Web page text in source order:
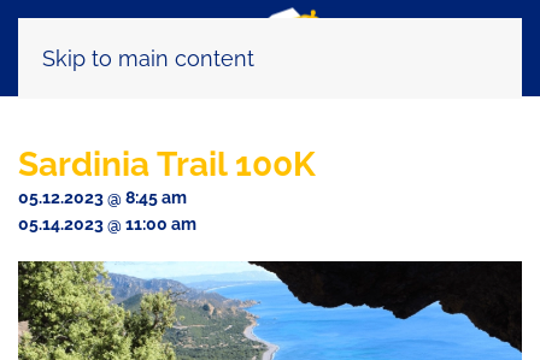
Skip to main content
Sardinia Trail 100K
05.12.2023 @ 8:45 am
05.14.2023 @ 11:00 am